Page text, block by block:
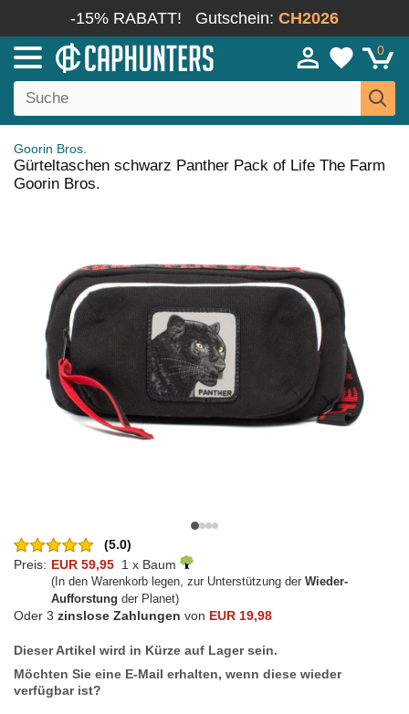
-15% RABATT! Gutschein: CH2026
0
Goorin Bros.
Gürteltaschen schwarz Panther Pack of Life The Farm
Goorin Bros.
(5.0)
Preis: EUR 59,95 1 x Baum
(In den Warenkorb legen, zur Unterstützung der Wieder-
Aufforstung der Planet)
Oder 3 zinslose Zahlungen von EUR 19,98
Dieser Artikel wird in Kürze auf Lager sein.
Möchten Sie eine E-Mail erhalten, wenn diese wieder
verfügbar ist?